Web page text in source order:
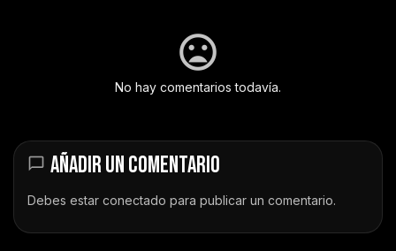
No hay comentarios todavía.
AÑADIR UN COMENTARIO
Debes estar conectado para publicar un comentario.